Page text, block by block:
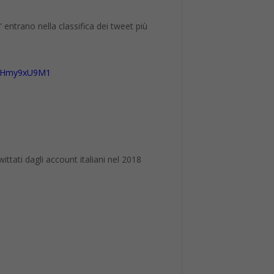
nella classifica dei tweet più
dagli account italiani nel 2018